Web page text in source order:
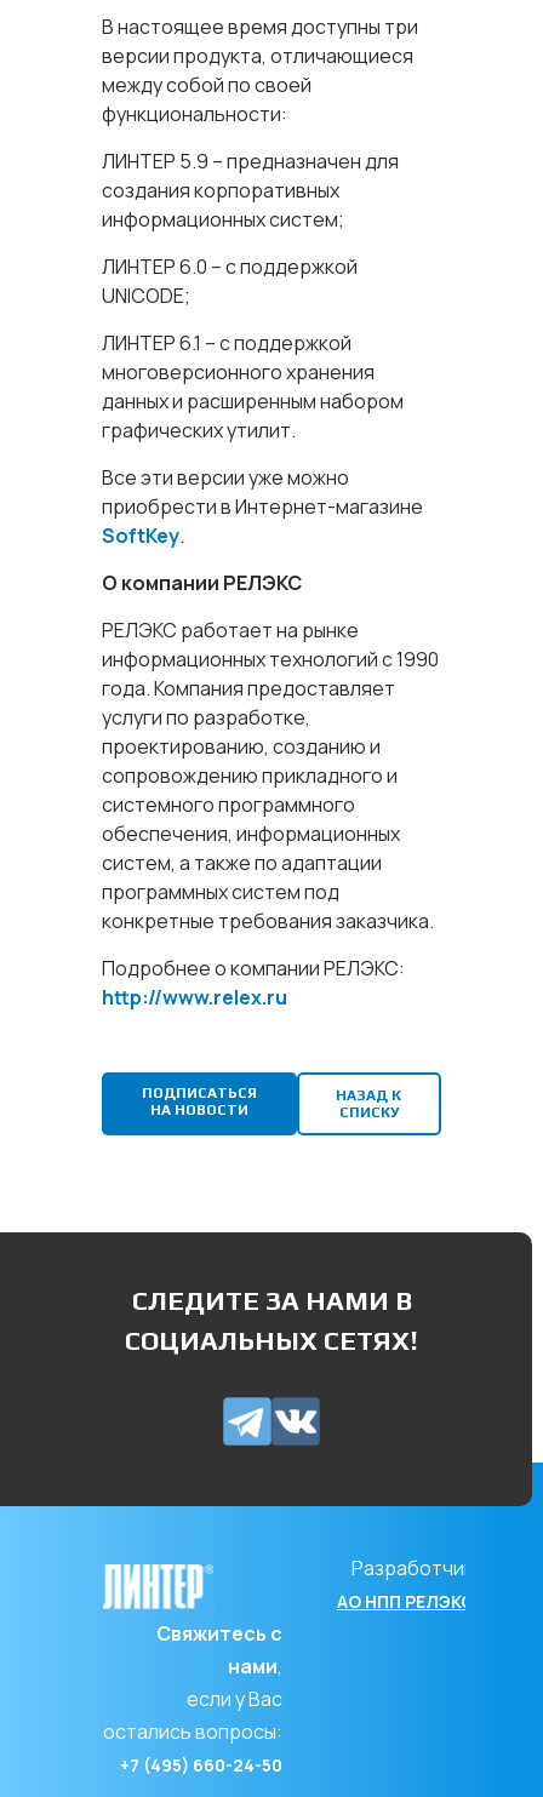
В настоящее время доступны три
версии продукта, отличающиеся
между собой по своей
функциональности:
ЛИНТЕР 5.9 – предназначен для
создания корпоративных
информационных систем;
ЛИНТЕР 6.0 – с поддержкой
UNICODE;
ЛИНТЕР 6.1 – с поддержкой
многоверсионного хранения
данных и расширенным набором
графических утилит.
Все эти версии уже можно
приобрести в Интернет-магазине
SoftKey.
О компании РЕЛЭКС
РЕЛЭКС работает на рынке
информационных технологий с 1990
года. Компания предоставляет
услуги по разработке,
проектированию, созданию и
сопровождению прикладного и
системного программного
обеспечения, информационных
систем, а также по адаптации
программных систем под
конкретные требования заказчика.
Подробнее о компании РЕЛЭКС:
http://www.relex.ru
ПОДПИСАТЬСЯ
НА НОВОСТИ
НАЗАД К
СПИСКУ
СЛЕДИТЕ ЗА НАМИ В
СОЦИАЛЬНЫХ СЕТЯХ!
Разработчик
АО НПП РЕЛЭКС
Свяжитесь с
нами,
если у Вас
остались вопросы:
+7 (495) 660-24-50